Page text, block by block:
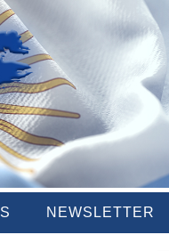
NEWSLETTER